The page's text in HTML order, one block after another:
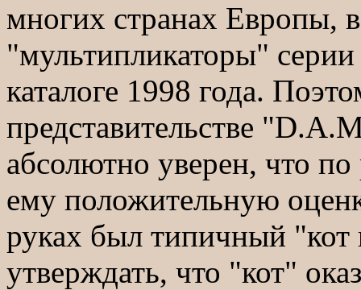
многих странах Европы,
"мультипликаторы"
каталоге 1998 года.
представительстве
абсолютно уверен, что
ему положительную
руках был типичный
утверждать, что "кот"